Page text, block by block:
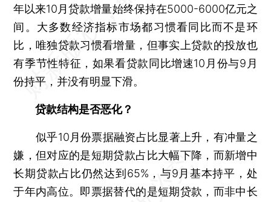
年以来10月贷款增量始终保持在5000-6000亿元之
间。大多数经济指标市场都习惯看同比而不是环
比，唯独贷款习惯看增量，但事实上贷款的投放也
有季节性特征，如果看贷款同比增速10月份与9月
份持平，并没有明显下滑。
贷款结构是否恶化？
似乎10月份票据融资占比显著上升，有冲量之
嫌，但对应的是短期贷款占比大幅下降，而新增中
长期贷款占比仍然达到65%，与9月基本持平，处
于年内高位。即票据替代的是短期贷款，而非中长